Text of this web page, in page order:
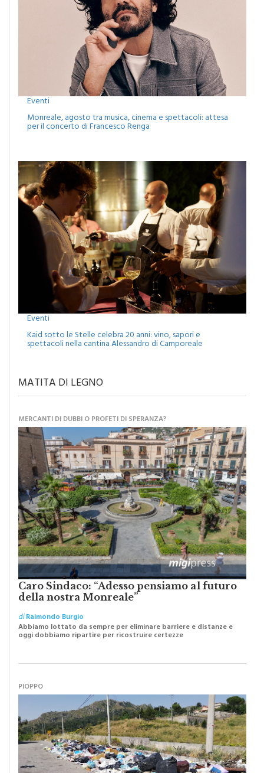
Eventi
Monreale, agosto tra musica, cinema e spettacoli: attesa
Eventi
Kaid sotto le Stelle celebra 20 anni: vino, sapori e
MATITA DI LEGNO
MERCANTI DI DUBBI O PROFETI DI SPERANZA?
Caro Sindaco: “Adesso pensiamo al futuro
della nostra Monreale”
diRaimondo Burgio